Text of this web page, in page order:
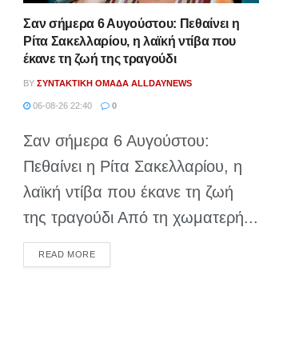
Σαν σήμερα 6 Αυγούστου: Πεθαίνει η
Ρίτα Σακελλαρίου, η λαϊκή ντίβα που
έκανε τη ζωή της τραγούδι
BY ΣΥΝΤΑΚΤΙΚΉ ΟΜΆΔΑ ALLDAYNEWS
06-08-26 22:40 0
Σαν σήμερα 6 Αυγούστου:
Πεθαίνει η Ρίτα Σακελλαρίου, η
λαϊκή ντίβα που έκανε τη ζωή
της τραγούδι Από τη χωματερή...
READ MOREDETAILS